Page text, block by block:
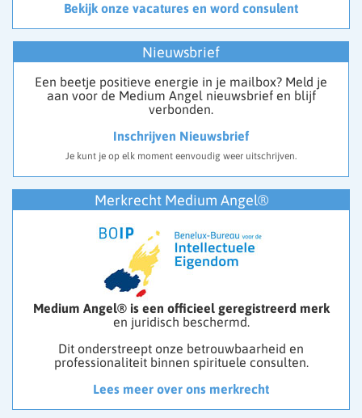
Bekijk onze vacatures en word consulent
Nieuwsbrief
Een beetje positieve energie in je mailbox? Meld je
aan voor de Medium Angel nieuwsbrief en blijf
verbonden.
Inschrijven Nieuwsbrief
Je kunt je op elk moment eenvoudig weer uitschrijven.
Merkrecht Medium Angel®
Medium Angel® is een officieel geregistreerd merk
en juridisch beschermd.
Dit onderstreept onze betrouwbaarheid en
professionaliteit binnen spirituele consulten.
Lees meer over ons merkrecht